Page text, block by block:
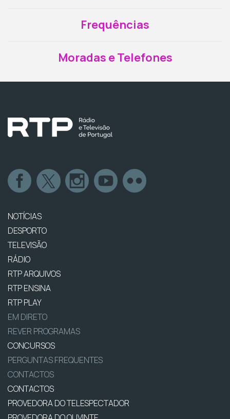
Frequências
Moradas e Telefones
NOTÍCIAS
DESPORTO
TELEVISÃO
RÁDIO
RTP ARQUIVOS
RTP ENSINA
RTP PLAY
EM DIRETO
REVER PROGRAMAS
CONCURSOS
PERGUNTAS FREQUENTES
CONTACTOS
CONTACTOS
PROVEDORA DO TELESPECTADOR